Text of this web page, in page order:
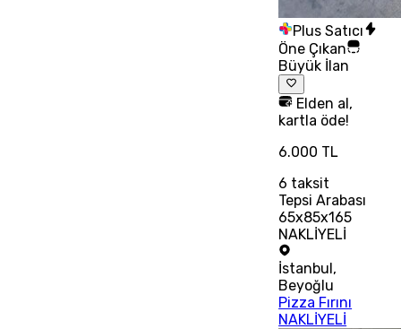
Plus Satıcı
Öne Çıkan
Büyük İlan
Elden al,
kartla öde!
6.000 TL
6 taksit
Tepsi Arabası
65x85x165
NAKLİYELİ
İstanbul,
Beyoğlu
Pizza Fırını
NAKLİYELİ